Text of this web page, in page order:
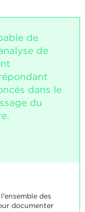
de
de
dans le
du
des
documenter